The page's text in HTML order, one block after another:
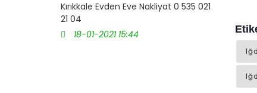
Kırıkkale Evden Eve Nakliyat 0 535 021
21 04
18-01-2021 15:44